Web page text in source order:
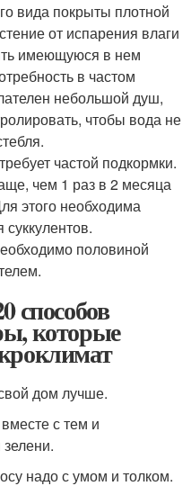
вида покрыты плотной
от испарения влаги
имеющуюся в нем
в частом
небольшой душ,
чтобы вода не
частой подкормки.
чем 1 раз в 2 месяца
этого необходима
половиной
способов
которые
дом лучше.
с тем и
надо с умом и толком.